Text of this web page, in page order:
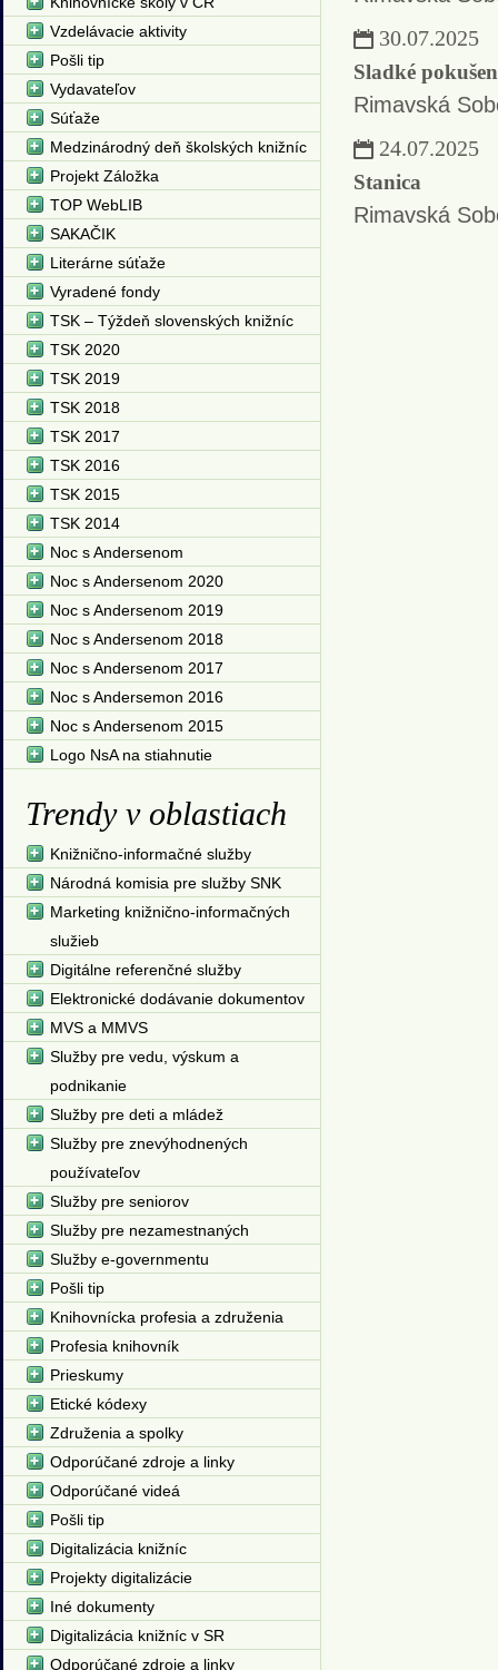
30.07.2025
Sladké
Rimavská
24.07.2025
Stanica
Rimavská
Vzdelávacie aktivity
Pošli tip
Vydavateľov
Súťaže
Medzinárodný deň školských knižníc
Projekt Záložka
TOP WebLIB
SAKAČIK
Literárne súťaže
Vyradené fondy
TSK – Týždeň slovenských knižníc
TSK 2020
TSK 2019
TSK 2018
TSK 2017
TSK 2016
TSK 2015
TSK 2014
Noc s Andersenom
Noc s Andersenom 2020
Noc s Andersenom 2019
Noc s Andersenom 2018
Noc s Andersenom 2017
Noc s Andersemon 2016
Noc s Andersenom 2015
Logo NsA na stiahnutie
Trendy v oblastiach
Knižnično-informačné služby
Národná komisia pre služby SNK
Marketing knižnično-informačných
služieb
Digitálne referenčné služby
Elektronické dodávanie dokumentov
MVS a MMVS
Služby pre vedu, výskum a
podnikanie
Služby pre deti a mládež
Služby pre znevýhodnených
používateľov
Služby pre seniorov
Služby pre nezamestnaných
Služby e-governmentu
Pošli tip
Knihovnícka profesia a združenia
Profesia knihovník
Prieskumy
Etické kódexy
Združenia a spolky
Odporúčané zdroje a linky
Odporúčané videá
Pošli tip
Digitalizácia knižníc
Projekty digitalizácie
Iné dokumenty
Digitalizácia knižníc v SR
Odporúčané zdroje a linky